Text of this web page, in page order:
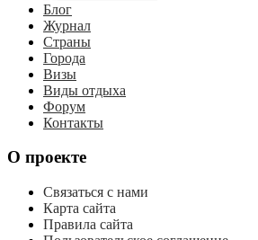
Блог
Журнал
Страны
Города
Визы
Виды отдыха
Форум
Контакты
О проекте
Связаться с нами
Карта сайта
Правила сайта